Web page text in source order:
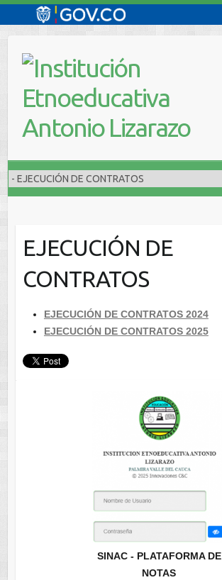
contenido
EJECUCIÓN DE
CONTRATOS
EJECUCIÓN DE CONTRATOS 2024
EJECUCIÓN DE CONTRATOS 2025
SINAC - PLATAFORMA DE
NOTAS